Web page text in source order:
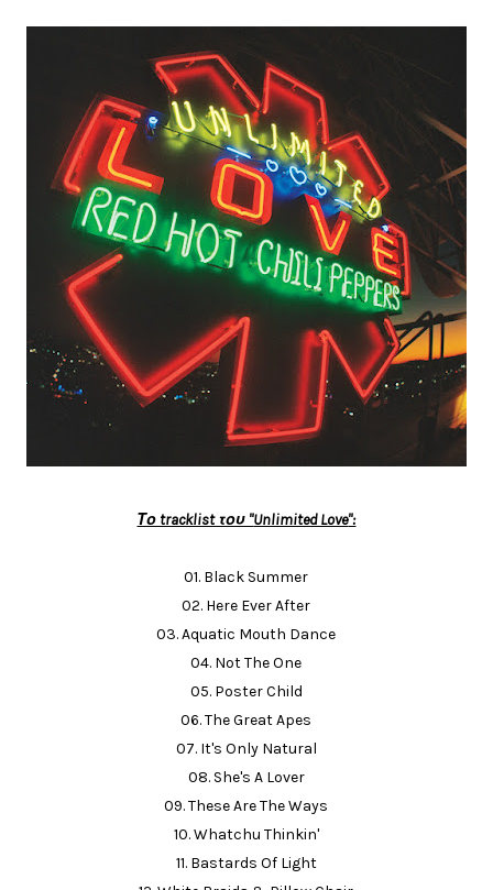
Το tracklist του "Unlimited Love":
01. Black Summer
02. Here Ever After
03. Aquatic Mouth Dance
04. Not The One
05. Poster Child
06. The Great Apes
07. It's Only Natural
08. She's A Lover
09. These Are The Ways
10. Whatchu Thinkin'
11. Bastards Of Light